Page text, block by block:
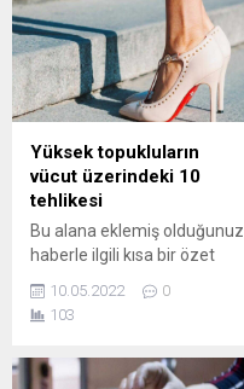
Yüksek topukluların
vücut üzerindeki 10
tehlikesi
Bu alana eklemiş olduğunuz
haberle ilgili kısa bir özet
bilgisi ekleyebilirsiniz. Bu
metin yazı düzenleme
sayfasında "Özet"
Özet eklenmişse başlık
10.05.2022
0
103